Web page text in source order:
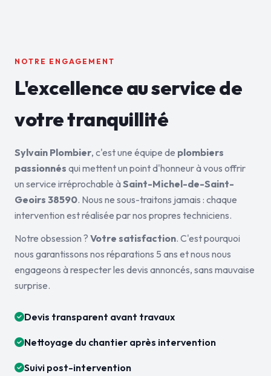
NOTRE ENGAGEMENT
L'excellence au service de
votre tranquillité
Sylvain Plombier, c'est une équipe de plombiers
passionnés qui mettent un point d'honneur à vous offrir
un service irréprochable àSaint-Michel-de-Saint-
Geoirs 38590. Nous ne sous-traitons jamais : chaque
intervention est réalisée par nos propres techniciens.
Notre obsession ? Votre satisfaction. C'est pourquoi
nous garantissons nos réparations 5 ans et nous nous
engageons à respecter les devis annoncés, sans mauvaise
surprise.
Devis transparent avant travaux
Nettoyage du chantier après intervention
Suivi post-intervention